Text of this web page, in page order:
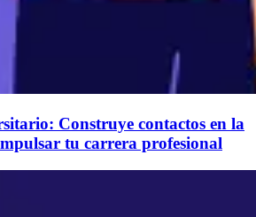
Construye contactos en la
tu carrera profesional